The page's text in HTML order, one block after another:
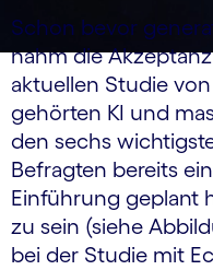
Schon bevor
nahm die
aktuellen Studie
gehörten KI und
den sechs
Befragten bereits
Einführung geplant
zu sein (siehe
bei der Studie mit